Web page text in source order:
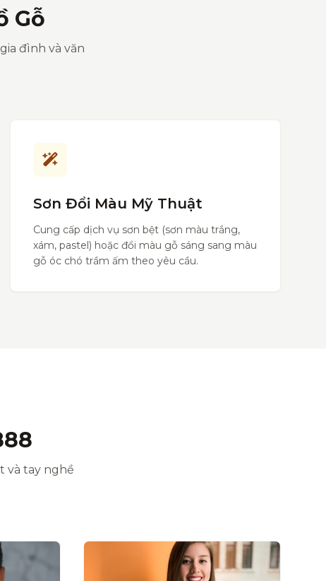
Gỗ
đình và văn
Sơn Đổi Màu Mỹ Thuật
Cung cấp dịch vụ sơn bệt (sơn màu trắng,
xám, pastel) hoặc đổi màu gỗ sáng sang màu
gỗ óc chó trầm ấm theo yêu cầu.
và tay nghề